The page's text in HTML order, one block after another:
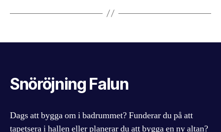
Snöröjning Falun
Dags att bygga om i badrummet? Funderar du på att
tapetsera i hallen eller planerar du att bygga en ny altan?